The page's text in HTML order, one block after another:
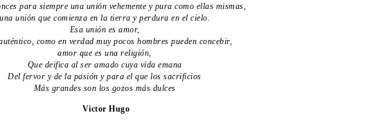
para siempre una unión vehemente y pura como ellas mismas,
una unión que comienza en la tierra y perdura en el cielo.
Esa unión es amor,
como en verdad muy pocos hombres pueden concebir,
amor que es una religión,
Que deifica al ser amado cuya vida emana
Del fervor y de la pasión y para el que los sacrificios
Más grandes son los gozos más dulces
Victor Hugo